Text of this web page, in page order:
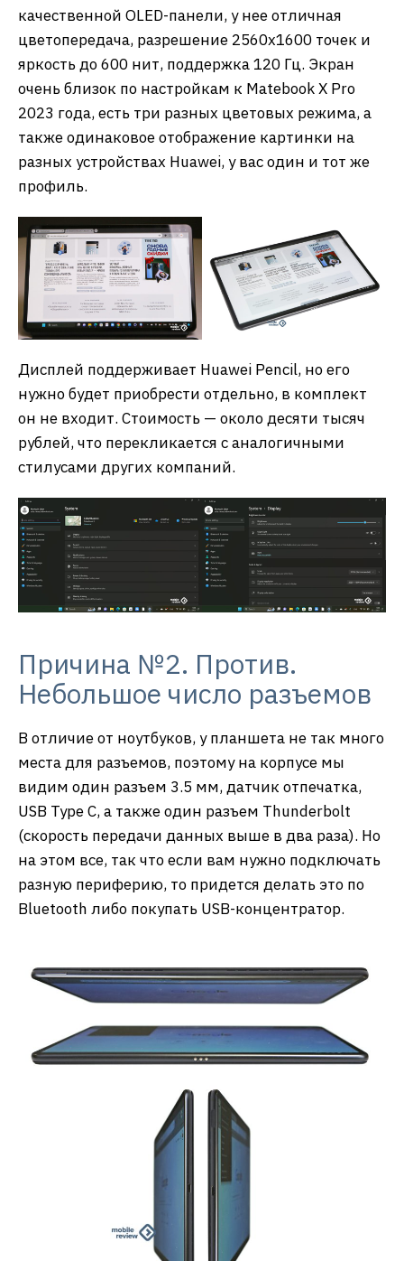
качественной OLED-панели, у нее отличная
цветопередача, разрешение 2560х1600 точек и
яркость до 600 нит, поддержка 120 Гц. Экран
очень близок по настройкам к Matebook X Pro
2023 года, есть три разных цветовых режима, а
также одинаковое отображение картинки на
разных устройствах Huawei, у вас один и тот же
профиль.
Дисплей поддерживает Huawei Pencil, но его
нужно будет приобрести отдельно, в комплект
он не входит. Стоимость — около десяти тысяч
рублей, что перекликается с аналогичными
стилусами других компаний.
Причина №2. Против.
Небольшое число разъемов
В отличие от ноутбуков, у планшета не так много
места для разъемов, поэтому на корпусе мы
видим один разъем 3.5 мм, датчик отпечатка,
USB Type C, а также один разъем Thunderbolt
(скорость передачи данных выше в два раза). Но
на этом все, так что если вам нужно подключать
разную периферию, то придется делать это по
Bluetooth либо покупать USB-концентратор.